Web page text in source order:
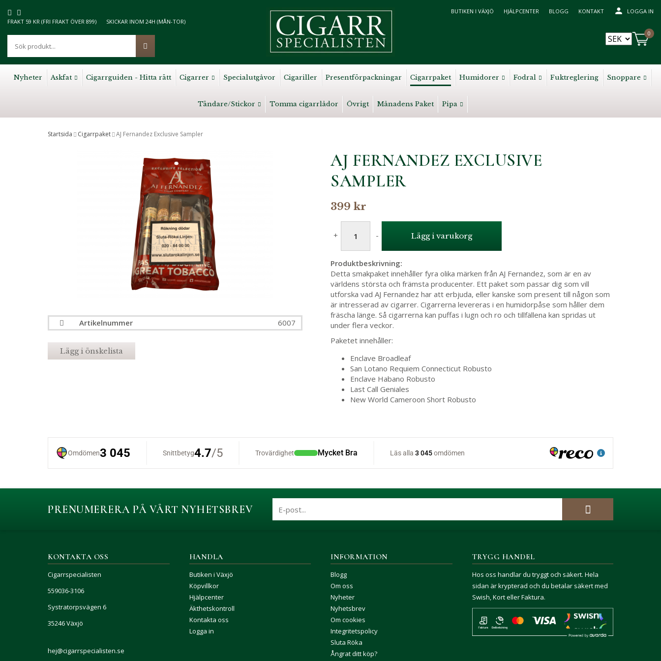
FRAKT 59 KR (FRI FRAKT ÖVER 899) SKICKAR INOM 24H (MÅN-TOR)
BUTIKEN I VÄXJÖ HJÄLPCENTER BLOGG KONTAKT LOGGA IN
0
Nyheter Askfat Cigarrguiden - Hitta rätt Cigarrer Specialutgåvor Cigariller Presentförpackningar Cigarrpaket Humidorer Fodral Fuktreglering Snoppare
Tändare/Stickor Tomma cigarrlådor Övrigt Månadens Paket Pipa
Startsida Cigarrpaket AJ Fernandez Exclusive Sampler
AJ FERNANDEZ EXCLUSIVE
SAMPLER
399 kr
+ - Lägg i varukorg
Produktbeskrivning:
Detta smakpaket innehåller fyra olika märken från AJ Fernandez, som är en av
världens största och främsta producenter. Ett paket som passar dig som vill
utforska vad AJ Fernandez har att erbjuda, eller kanske som present till någon som
är intresserad av cigarrer. Cigarrerna levereras i en humidorpåse som håller dem
fräscha länge. Så cigarrerna kan puffas i lugn och ro och tillfällena kan spridas ut
under flera veckor.
Paketet innehåller:
Enclave Broadleaf
San Lotano Requiem Connecticut Robusto
Enclave Habano Robusto
Last Call Geniales
New World Cameroon Short Robusto
Artikelnummer 6007
Lägg i önskelista
PRENUMERERA PÅ VÅRT NYHETSBREV
KONTAKTA OSS
Cigarrspecialisten
559036-3106
Systratorpsvägen 6
35246 Växjö
hej@cigarrspecialisten.se
HANDLA
Butiken i Växjö
Köpvillkor
Hjälpcenter
Äkthetskontroll
Kontakta oss
Logga in
INFORMATION
Blogg
Om oss
Nyheter
Nyhetsbrev
Om cookies
Integritetspolicy
Sluta Röka
Ångrat ditt köp?
TRYGG HANDEL
Hos oss handlar du tryggt och säkert. Hela
sidan är krypterad och du betalar säkert med
Swish, Kort eller Faktura.